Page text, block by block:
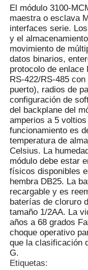
Piezas de PLC
Componentes de
Partes de PLC de
Yokogawa
hima seguridad
Foxboro PLC
PLC triple del ICS
Plc de Woodward
Módulo del PLC
El módulo 3100-
maestra o esclava
interfaces serie.
y el
movimiento de
datos binarios,
protocolo de enlace
RS-422/RS-485
puerto), radios de
configuración de
del backplane del
amperios a 5
funcionamiento es
temperatura de
Celsius. La
módulo debe estar
físicos disponibles
hembra DB25. La
recargable y es
baterías de cloruro
tamaño 1/2AA. La
años a 68 grados
choque operativo
que la clasificación
G.
Etiquetas: